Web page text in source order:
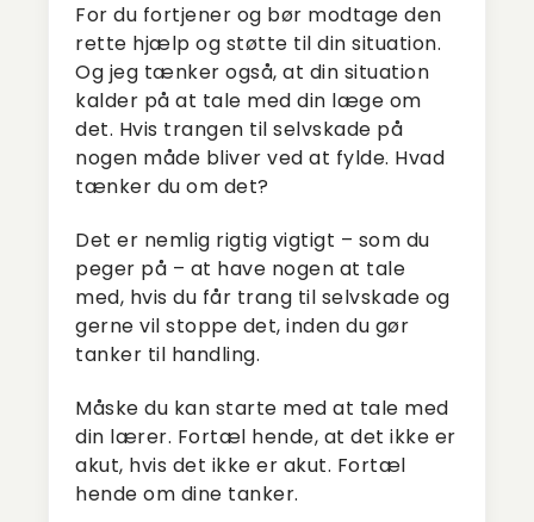
For du fortjener og bør modtage den
rette hjælp og støtte til din situation.
Og jeg tænker også, at din situation
kalder på at tale med din læge om
det. Hvis trangen til selvskade på
nogen måde bliver ved at fylde. Hvad
tænker du om det?
Det er nemlig rigtig vigtigt – som du
peger på – at have nogen at tale
med, hvis du får trang til selvskade og
gerne vil stoppe det, inden du gør
tanker til handling.
Måske du kan starte med at tale med
din lærer. Fortæl hende, at det ikke er
akut, hvis det ikke er akut. Fortæl
hende om dine tanker.